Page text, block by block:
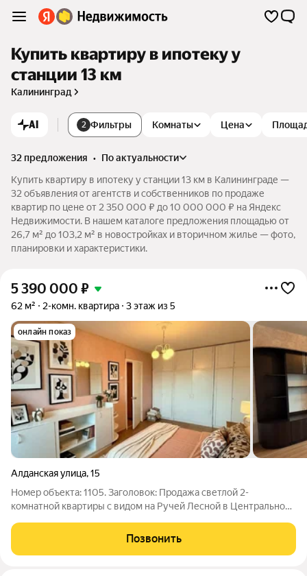
Купить квартиру в ипотеку у
станции 13 км
Калининград
AI 2 Фильтры Комнаты Цена
32 предложения •
по актуальности
Купить квартиру в ипотеку у станции 13 км в Калининграде —
32 объявления от агентств и собственников по продаже
квартир по цене от 2 350 000 ₽ до 10 000 000 ₽ на Яндекс
Недвижимости. В нашем каталоге предложения площадью от
26,7 м² до 103,2 м² в новостройках и вторичном жилье — фото,
планировки и характеристики.
5 390 000 ₽
62 м² 2-комн. квартира 3 этаж из 5
онлайн показ
Алданская улица,15
Номер объекта: 1105. Заголовок: Продажа светлой 2-
комнатной квартиры с видом на Ручей Лесной в Центральном
просторная двухкомнатная квартира в Центральном районе
Калининграда по адресу улица Алданская,
Позвонить